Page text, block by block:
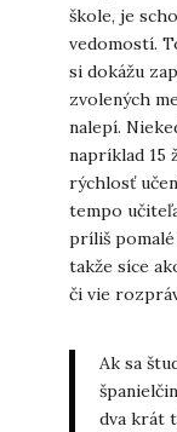
škole, je
vedomostí.
si dokážu
zvolených
nalepí.
napríklad 15
rýchlosť
tempo
príliš pomalé
takže síce
či vie
Ak sa
dva krát